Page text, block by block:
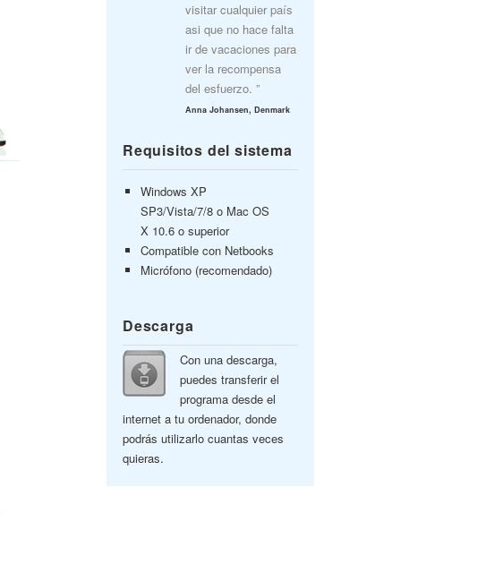
visitar cualquier país
asi que no hace falta
ir de vacaciones para
ver la recompensa
del esfuerzo. ”
Anna Johansen, Denmark
Requisitos del sistema
Windows XP
SP3/Vista/7/8 o Mac OS
X 10.6 o superior
Compatible con Netbooks
Micrófono (recomendado)
Descarga
Con una descarga,
puedes transferir el
programa desde el
internet a tu ordenador, donde
podrás utilizarlo cuantas veces
quieras.